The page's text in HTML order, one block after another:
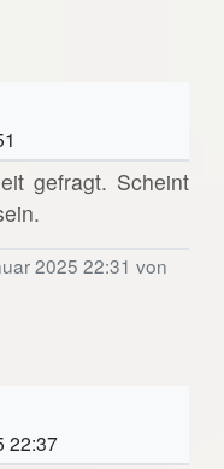
gefragt. Scheint
2025 22:31 von
22:37